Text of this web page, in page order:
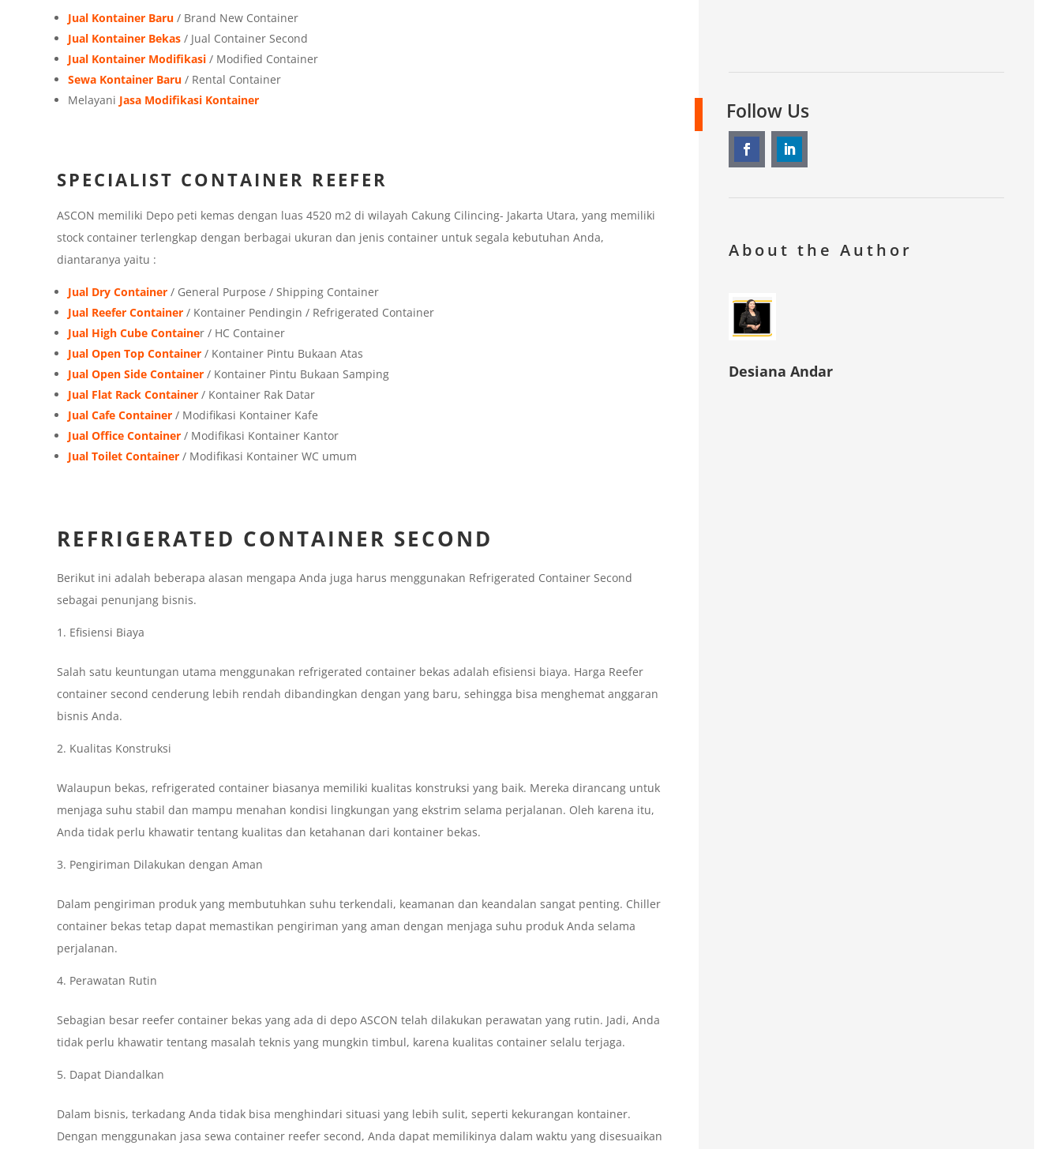
Jual Kontainer Baru/ Brand New Container
Jual Kontainer Bekas/ Jual Container Second
Jual Kontainer Modifikasi/ Modified Container
Sewa Kontainer Baru/ Rental Container
Melayani Jasa Modifikasi Kontainer
SPECIALIST CONTAINER REEFER
ASCON memiliki Depo peti kemas dengan luas 4520 m2 di wilayah Cakung Cilincing- Jakarta Utara, yang memiliki
stock container terlengkap dengan berbagai ukuran dan jenis container untuk segala kebutuhan Anda,
diantaranya yaitu :
Jual Dry Container/ General Purpose / Shipping Container
Jual Reefer Container/ Kontainer Pendingin / Refrigerated Container
Jual High Cube Container / HC Container
Jual Open Top Container/ Kontainer Pintu Bukaan Atas
Jual Open Side Container/ Kontainer Pintu Bukaan Samping
Jual Flat Rack Container/ Kontainer Rak Datar
Jual Cafe Container/ Modifikasi Kontainer Kafe
Jual Office Container/ Modifikasi Kontainer Kantor
Jual Toilet Container/ Modifikasi Kontainer WC umum
REFRIGERATED CONTAINER SECOND
Berikut ini adalah beberapa alasan mengapa Anda juga harus menggunakan Refrigerated Container Second
sebagai penunjang bisnis.
Efisiensi Biaya
Salah satu keuntungan utama menggunakan refrigerated container bekas adalah efisiensi biaya. Harga Reefer
container second cenderung lebih rendah dibandingkan dengan yang baru, sehingga bisa menghemat anggaran
bisnis Anda.
Kualitas Konstruksi
Walaupun bekas, refrigerated container biasanya memiliki kualitas konstruksi yang baik. Mereka dirancang untuk
menjaga suhu stabil dan mampu menahan kondisi lingkungan yang ekstrim selama perjalanan. Oleh karena itu,
Anda tidak perlu khawatir tentang kualitas dan ketahanan dari kontainer bekas.
Pengiriman Dilakukan dengan Aman
Dalam pengiriman produk yang membutuhkan suhu terkendali, keamanan dan keandalan sangat penting. Chiller
container bekas tetap dapat memastikan pengiriman yang aman dengan menjaga suhu produk Anda selama
perjalanan.
Perawatan Rutin
Sebagian besar reefer container bekas yang ada di depo ASCON telah dilakukan perawatan yang rutin. Jadi, Anda
tidak perlu khawatir tentang masalah teknis yang mungkin timbul, karena kualitas container selalu terjaga.
Dapat Diandalkan
Dalam bisnis, terkadang Anda tidak bisa menghindari situasi yang lebih sulit, seperti kekurangan kontainer.
Dengan menggunakan jasa sewa container reefer second, Anda dapat memilikinya dalam waktu yang disesuaikan
Follow Us
About the Author
Desiana Andar